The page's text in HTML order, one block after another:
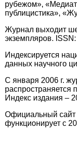
рубежом»,
публицистика»,
Журнал выходит
экземпляров.
Индексируется
данных научного
С января 2006 г.
Индекс издания –
Официальный
функционирует с